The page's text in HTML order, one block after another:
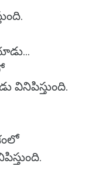
వినిపిస్తుంది.